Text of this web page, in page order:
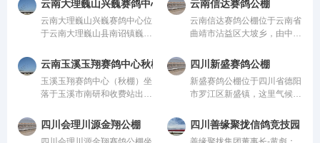
云南大理巍山兴巍赛鸽中心
云南大理巍山兴巍赛鸽中心位
于云南大理巍山县南诏镇巍山
鸽协会监管。该公棚以国际、
国内先进、科学合理的设计方
案进行建设，采用一体化钢架
结构，公棚长200米，宽28
羽赛鸽。从配件设施到饲养团
队，均达到业内领先水平，为
云南信达赛鸽公棚
云南信达赛鸽公棚位于云南省
曲靖市沾益区大坡乡，由中国
际、国内先进、科学合理的设
计方案进行建设，采用一体化
钢架结构，公棚长200米，宽
28米，高15米，可容纳
到饲养团队，均达到业内领先
水平，为广大鸽友创造一个心
云南玉溪玉翔赛鸽中心秋棚
玉溪玉翔赛鸽中心（秋棚）坐
落于玉溪市南研和收费站出口
内，总占地面积36000平方，
鸽棚总长168米，高19.8米，
四川新盛赛鸽公棚
新盛赛鸽公棚位于四川省德阳
市罗江区新盛镇，这里气候温
赛环境，是专为广大鸽友打造
的专业赛鸽竞技平台。公棚总
四川会理川源金翔公棚 四川善缘聚拢信鸽竞技园